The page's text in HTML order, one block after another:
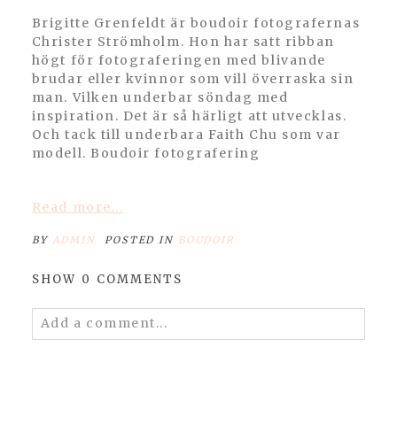
Brigitte Grenfeldt är boudoir fotografernas
Christer Strömholm. Hon har satt ribban
högt för fotograferingen med blivande
brudar eller kvinnor som vill överraska sin
man. Vilken underbar söndag med
inspiration. Det är så härligt att utvecklas.
Och tack till underbara Faith Chu som var
modell. Boudoir fotografering
Read more...
BY ADMIN POSTED IN BOUDOIR
SHOW 0 COMMENTS
Add a comment...